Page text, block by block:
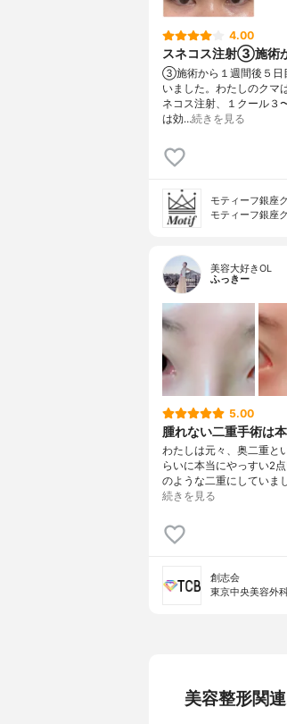
4.00
スネコス注射③施術
③施術から１週間後５日
いました。わたしのクマ
ネコス注射、１クール３
は効…続きを見る
モティーフ銀座
モティーフ銀座
美容大好きOL
ふっきー
5.00
腫れない二重手術は
わたしは元々、奥二重と
らいに本当にやっすい2
のような二重にしていま
続きを見る
創志会
東京中央美容外
美容整形関